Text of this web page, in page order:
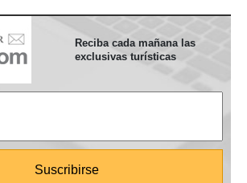
Reciba cada mañana las
exclusivas turísticas